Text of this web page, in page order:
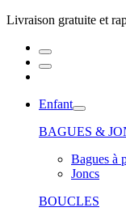
Livraison gratuite et
Enfant
BAGUES &
Bagues à
Joncs
BOUCLES